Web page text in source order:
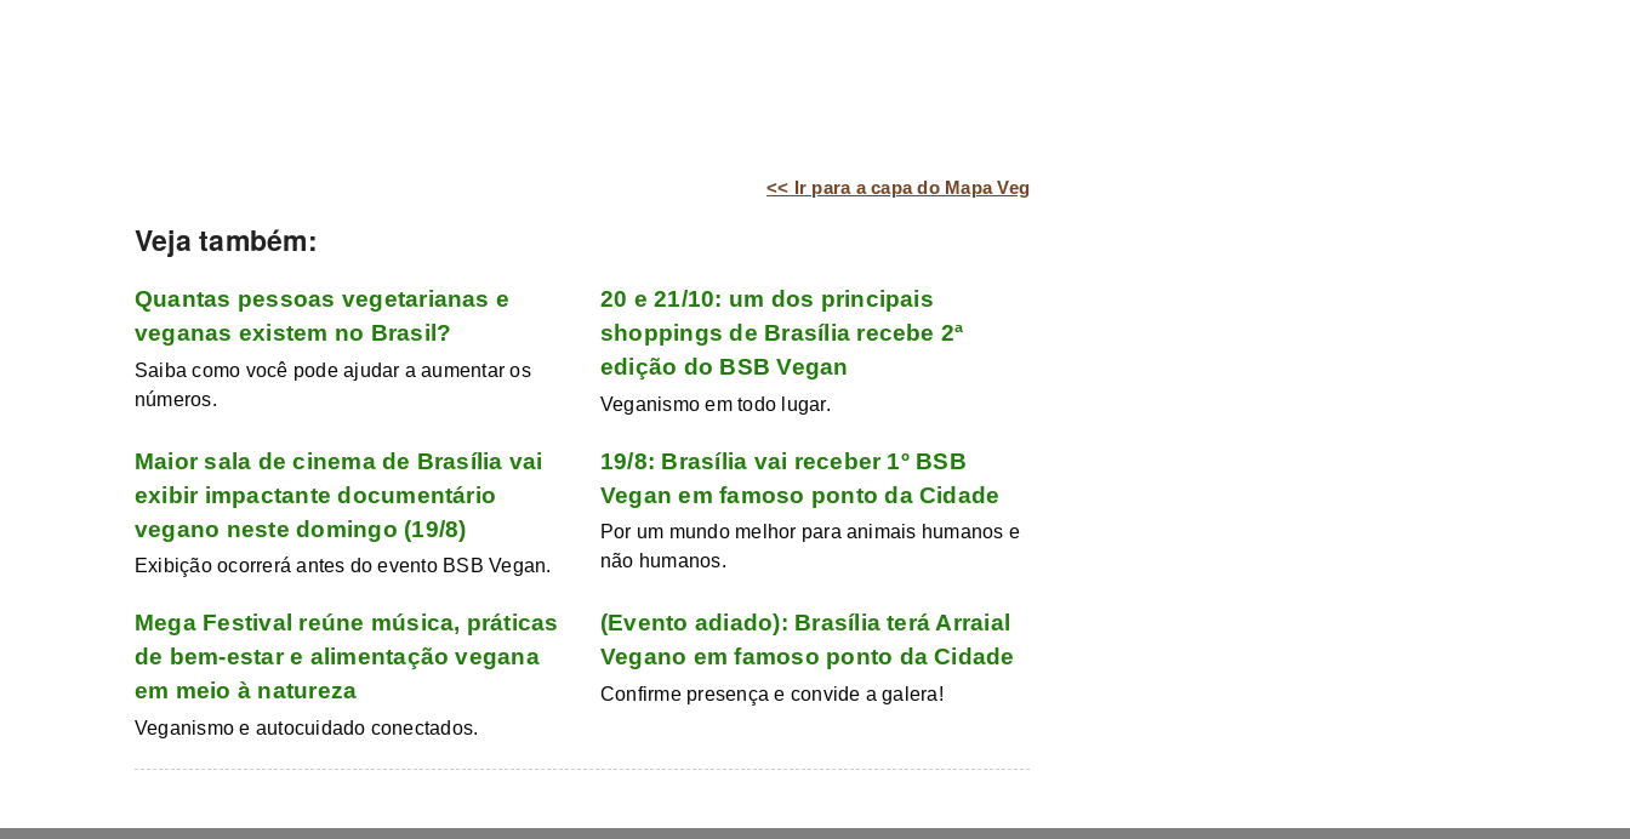
<< Ir para a capa do Mapa Veg
Veja também:
Quantas pessoas vegetarianas e
veganas existem no Brasil?
Saiba como você pode ajudar a aumentar os
números.
20 e 21/10: um dos principais
shoppings de Brasília recebe 2ª
edição do BSB Vegan
Veganismo em todo lugar.
Maior sala de cinema de Brasília vai
exibir impactante documentário
vegano neste domingo (19/8)
Exibição ocorrerá antes do evento BSB Vegan.
19/8: Brasília vai receber 1º BSB
Vegan em famoso ponto da Cidade
Por um mundo melhor para animais humanos e
não humanos.
Mega Festival reúne música, práticas
de bem-estar e alimentação vegana
em meio à natureza
Veganismo e autocuidado conectados.
(Evento adiado): Brasília terá Arraial
Vegano em famoso ponto da Cidade
Confirme presença e convide a galera!